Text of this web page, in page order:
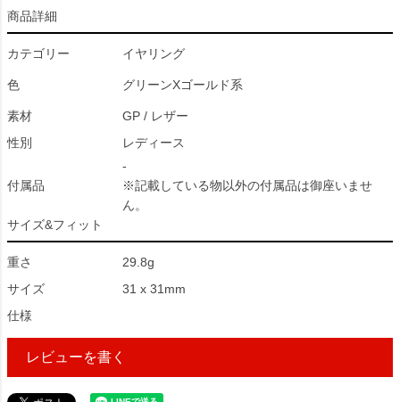
商品詳細
カテゴリー イヤリング
色 グリーンXゴールド系
素材
GP / レザー
性別
レディース
付属品
-
※記載している物以外の付属品は御座いませ
ん。
サイズ&フィット
重さ
29.8g
サイズ
31 x 31mm
仕様
レビューを書く